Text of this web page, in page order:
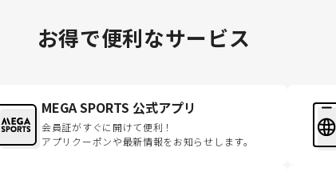
お得で便利なサービス
MEGA SPORTS 公式アプリ
会員証がすぐに開けて便利！
アプリクーポンや最新情報をお知らせします。